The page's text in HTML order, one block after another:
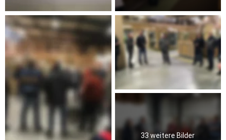
33 weitere Bilder